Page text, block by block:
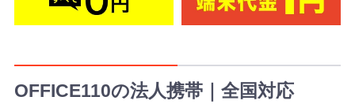
OFFICE110の法人携帯｜全国対応